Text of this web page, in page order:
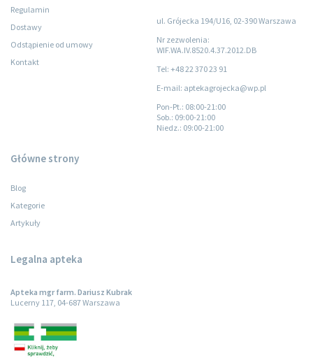
Regulamin
Dostawy
Odstąpienie od umowy
Kontakt
ul. Grójecka 194/U16, 02-390 Warszawa
Nr zezwolenia:
WIF.WA.IV.8520.4.37.2012.DB
Tel: +48 22 370 23 91
E-mail: aptekagrojecka@wp.pl
Pon-Pt.: 08:00-21:00
Sob.: 09:00-21:00
Niedz.: 09:00-21:00
Główne strony
Blog
Kategorie
Artykuły
Legalna apteka
Apteka mgr farm. Dariusz Kubrak
Lucerny 117, 04-687 Warszawa